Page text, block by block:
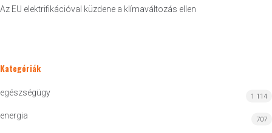
Az EU elektrifikációval küzdene a klímaváltozás ellen
Kategóriák
egészségügy 1 114
energia 707